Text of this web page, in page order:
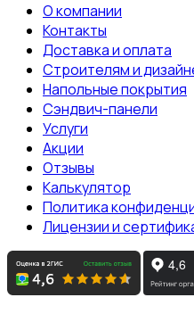
О компании
Контакты
Доставка и оплата
Строителям и
Напольные покрытия
Сэндвич-панели
Услуги
Акции
Отзывы
Калькулятор
Политика
Лицензии и